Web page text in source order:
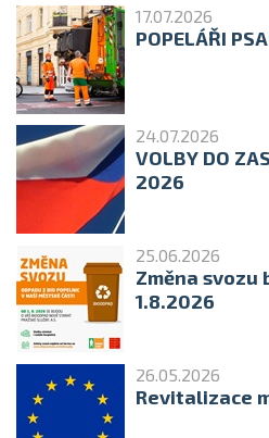
17.07.2026
POPELÁŘI
24.07.2026
VOLBY DO
2026
25.06.2026
Změna svozu
1.8.2026
26.05.2026
Revitalizace